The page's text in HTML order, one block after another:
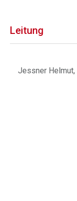
Leitung
Jessner Helmut,